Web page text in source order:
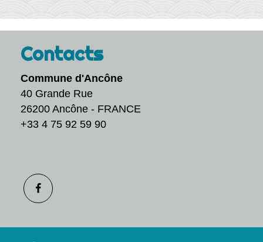
Contacts
Commune d'Ancône
40 Grande Rue
26200 Ancône - FRANCE
+33 4 75 92 59 90